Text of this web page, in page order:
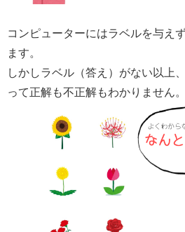
コンピューターにはラベルを与え
ます。
しかしラベル（答え）がない以上
って正解も不正解もわかりません。